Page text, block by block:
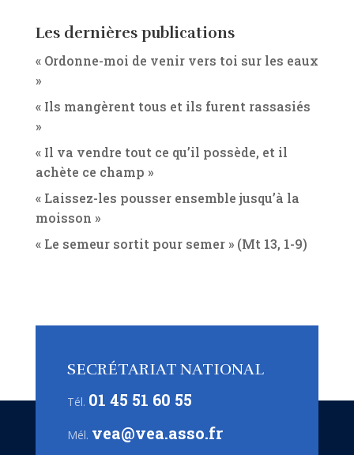
Les dernières publications
« Ordonne-moi de venir vers toi sur les eaux
»
« Ils mangèrent tous et ils furent rassasiés
»
« Il va vendre tout ce qu’il possède, et il
achète ce champ »
« Laissez-les pousser ensemble jusqu’à la
moisson »
« Le semeur sortit pour semer » (Mt 13, 1-9)
SECRÉTARIAT NATIONAL
Tél. 01 45 51 60 55
Mél. vea@vea.asso.fr